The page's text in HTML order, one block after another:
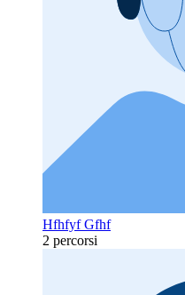
Hfhfyf Gfhf
2 percorsi